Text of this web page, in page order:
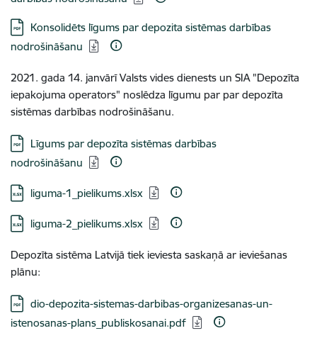
Lejupielādēt:
Konsolidēts līgums par depozita sistēmas darbības
nodrošināšanu
2021. gada 14. janvārī Valsts vides dienests un SIA "Depozīta
iepakojuma operators" noslēdza līgumu par par depozīta
sistēmas darbības nodrošināšanu.
Lejupielādēt:
Līgums par depozīta sistēmas darbības
nodrošināšanu
Lejupielādēt:
liguma-1_pielikums.xlsx
Lejupielādēt:
liguma-2_pielikums.xlsx
Depozīta sistēma Latvijā tiek ieviesta saskaņā ar ieviešanas
plānu:
Lejupielādēt:
dio-depozita-sistemas-darbibas-organizesanas-un-
istenosanas-plans_publiskosanai.pdf